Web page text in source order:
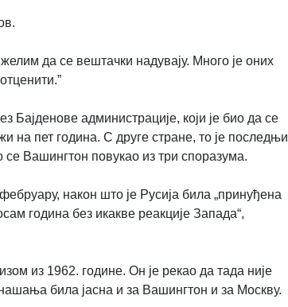
да се вештачки надувају. Много је оних
Бајденове администрације, који је био да се
на пет година. С друге стране, то је последњи
Вашингтон повукао из три споразума.
након што је Русија била „принуђена
година без икакве реакције Запада“,
из 1962. године. Он је рекао да тада није
била јасна и за Вашингтон и за Москву.